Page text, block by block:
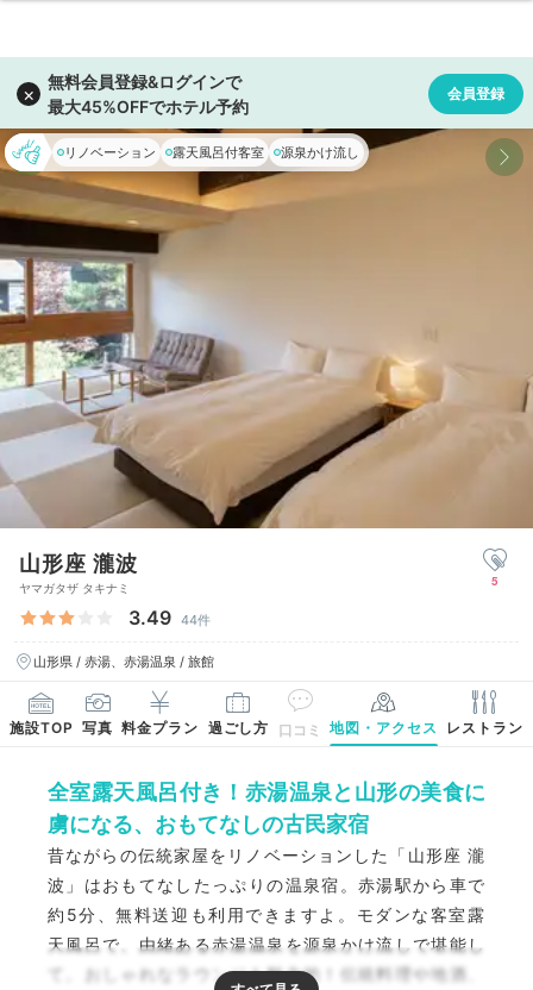
リノベーション 露天風呂付客室 源泉かけ流し
山形座 瀧波
ヤマガタザ タキナミ
3.49 44件
山形県 / 赤湯、赤湯温泉 / 旅館
5
施設TOP 写真 料金プラン 過ごし方 口コミ 地図・アクセス レストラン
全室露天風呂付き！赤湯温泉と山形の美食に
虜になる、おもてなしの古民家宿
昔ながらの伝統家屋をリノベーションした「山形座 瀧
波」はおもてなしたっぷりの温泉宿。赤湯駅から車で
約5分、無料送迎も利用できますよ。モダンな客室露
天風呂で、由緒ある赤湯温泉を源泉かけ流しで堪能し
て。おしゃれなラウンジも魅力的！伝統料理や地酒、